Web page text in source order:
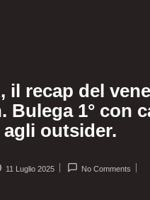
il recap del
Bulega 1° con
outsider.
11 Luglio 2025 No Comments